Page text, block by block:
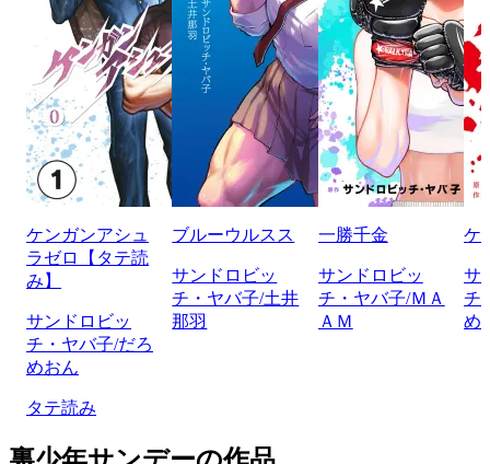
ケンガンアシュ
ラゼロ【タテ読
み】
サンドロビッ
チ・ヤバ子/だろ
めおん
タテ読み
ブルーウルスス
サンドロビッ
チ・ヤバ子/土井
那羽
一勝千金
サンドロビッ
チ・ヤバ子/ＭＡ
ＡＭ
ケ
サ
チ
め